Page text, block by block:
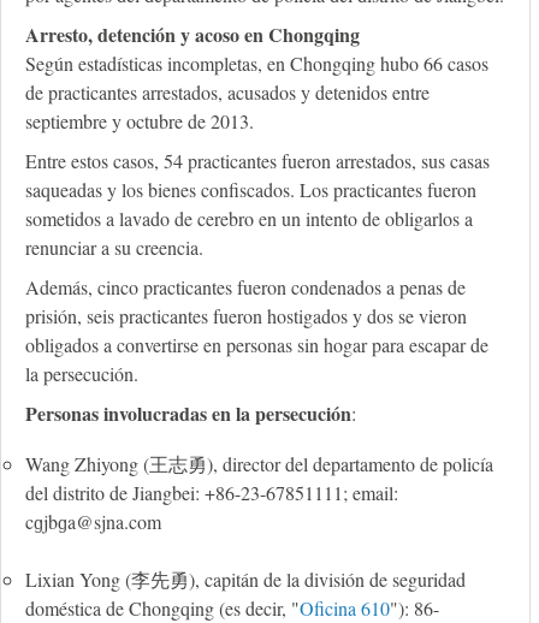
Arresto, detención y acoso en Chongqing
Según estadísticas incompletas, en Chongqing hubo 66 casos
de practicantes arrestados, acusados ​​y detenidos entre
septiembre y octubre de 2013.
Entre estos casos, 54 practicantes fueron arrestados, sus casas
saqueadas y los bienes confiscados. Los practicantes fueron
sometidos a lavado de cerebro en un intento de obligarlos a
renunciar a su creencia.
Además, cinco practicantes fueron condenados a penas de
prisión, seis practicantes fueron hostigados y dos se vieron
obligados a convertirse en personas sin hogar para escapar de
la persecución.
Personas involucradas en la persecución:
Wang Zhiyong (王志勇), director del departamento de policía
del distrito de Jiangbei: +86-23-67851111; email:
cɡjbɡa@sjna.com
Lixian Yong (李先勇), capitán de la división de seguridad
doméstica de Chongqing (es decir, "Oficina 610"): 86-